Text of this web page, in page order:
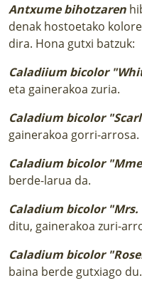
Antxume bihotzaren
denak hostoetako
dira. Hona gutxi batzuk:
Caladiium bicolor
eta gainerakoa zuria.
Caladium bicolor
gainerakoa gorri-arrosa.
Caladium bicolor
berde-larua da.
Caladium bicolor
ditu, gainerakoa zuri-
Caladium bicolor
baina berde gutxiago du.